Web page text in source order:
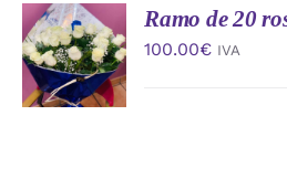
AÑADIR
AL
CARRITO
/
DETALLES
Ramo de 20
100.00€ IVA